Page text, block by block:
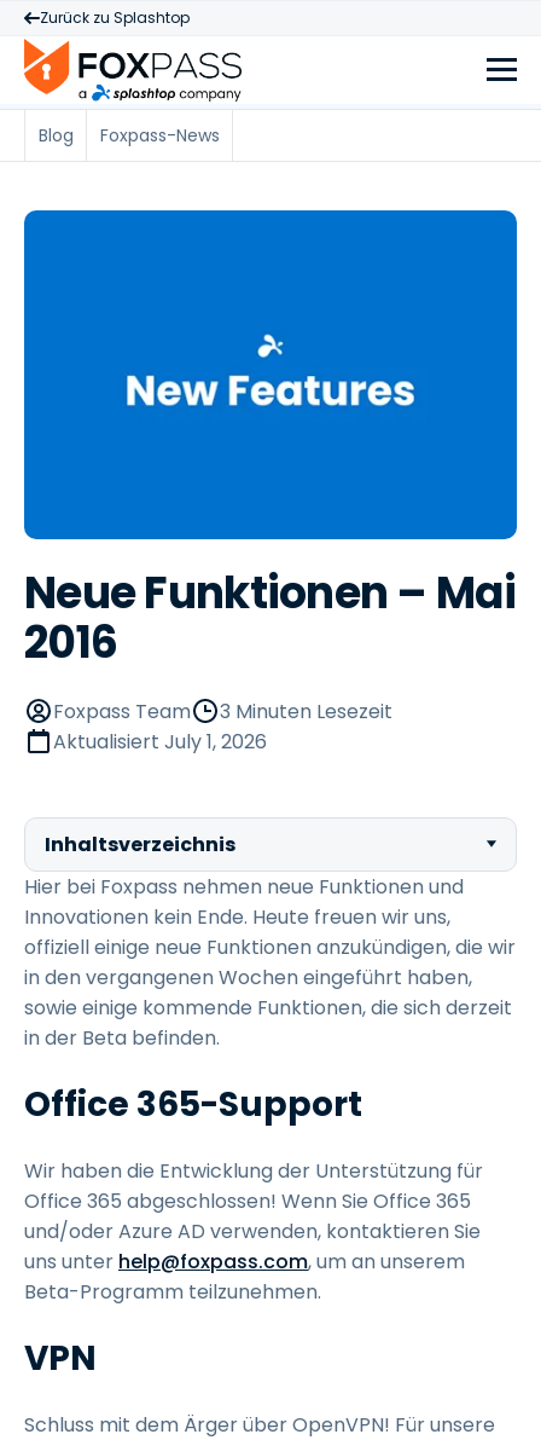
Zurück zu Splashtop
Blog Foxpass-News
Neue Funktionen – Mai
2016
Foxpass Team
3 Minuten Lesezeit
Aktualisiert July 1, 2026
Inhaltsverzeichnis
Hier bei Foxpass nehmen neue Funktionen und
Innovationen kein Ende. Heute freuen wir uns,
offiziell einige neue Funktionen anzukündigen, die wir
in den vergangenen Wochen eingeführt haben,
sowie einige kommende Funktionen, die sich derzeit
in der Beta befinden.
Office 365-Support
Wir haben die Entwicklung der Unterstützung für
Office 365 abgeschlossen! Wenn Sie Office 365
und/oder Azure AD verwenden, kontaktieren Sie
uns unter help@foxpass.com, um an unserem
Beta-Programm teilzunehmen.
VPN
Schluss mit dem Ärger über OpenVPN! Für unsere